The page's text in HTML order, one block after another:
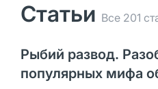
Статьи Все 201
Рыбий развод.
популярных мифа